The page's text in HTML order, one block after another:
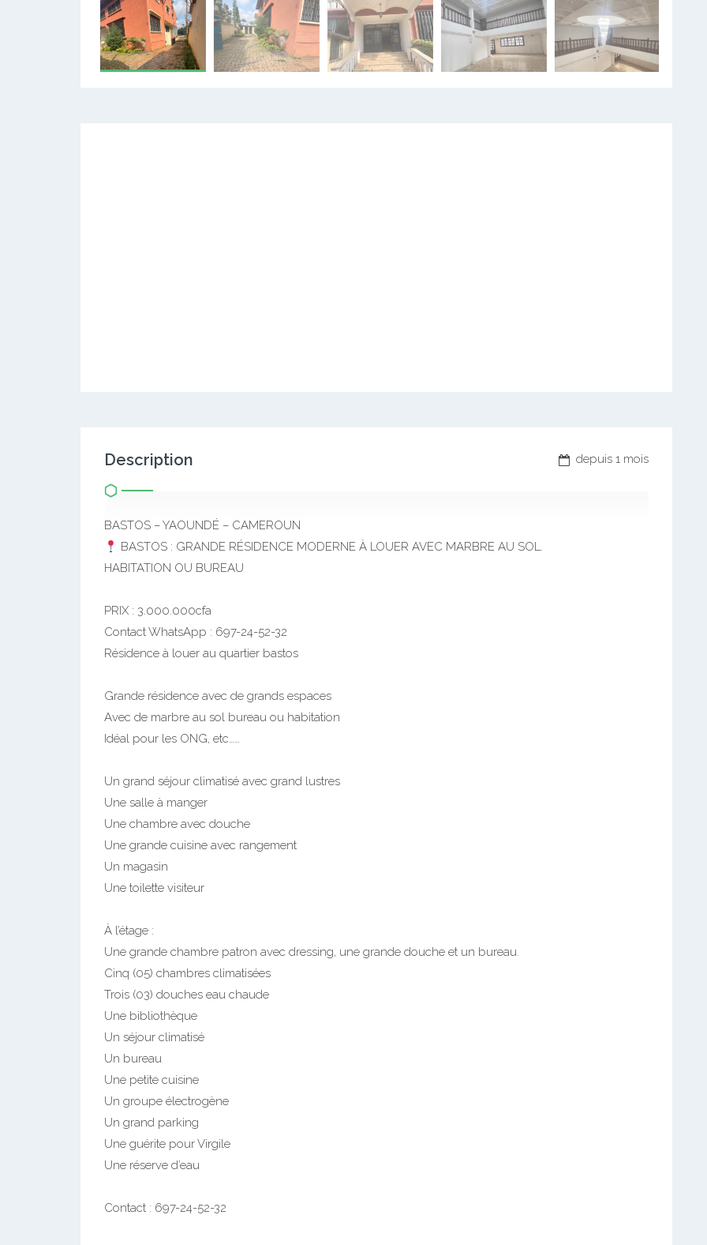
depuis 1 mois
Description
BASTOS – YAOUNDÉ – CAMEROUN
BASTOS : GRANDE RÉSIDENCE MODERNE À LOUER AVEC MARBRE AU SOL.
HABITATION OU BUREAU
PRIX : 3.000.000cfa
Contact WhatsApp : 697-24-52-32
Résidence à louer au quartier bastos
Grande résidence avec de grands espaces
Avec de marbre au sol bureau ou habitation
Idéal pour les ONG, etc……
Un grand séjour climatisé avec grand lustres
Une salle à manger
Une chambre avec douche
Une grande cuisine avec rangement
Un magasin
Une toilette visiteur
À l’étage :
Une grande chambre patron avec dressing, une grande douche et un bureau.
Cinq (05) chambres climatisées
Trois (03) douches eau chaude
Une bibliothèque
Un séjour climatisé
Un bureau
Une petite cuisine
Un groupe électrogène
Un grand parking
Une guérite pour Virgile
Une réserve d’eau
Contact : 697-24-52-32